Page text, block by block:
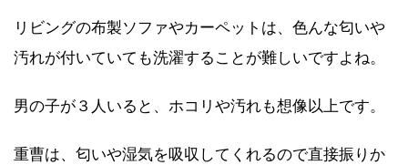
リビングの布製ソファやカーペットは、色んな匂いや
汚れが付いていても洗濯することが難しいですよね。
男の子が３人いると、ホコリや汚れも想像以上です。
重曹は、匂いや湿気を吸収してくれるので直接振りか